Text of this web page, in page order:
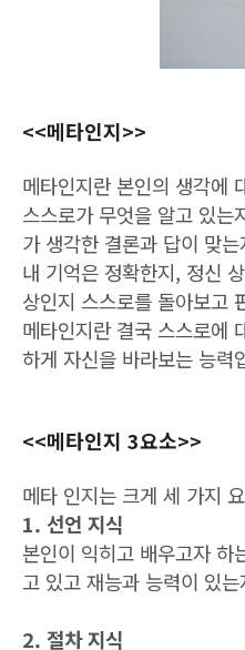
<<메타인지>>
메타인지란 본인의 생각에
스스로가 무엇을 알고 있는
가 생각한 결론과 답이 맞는
내 기억은 정확한지, 정신
상인지 스스로를 돌아보고
메타인지란 결국 스스로에
하게 자신을 바라보는 능력
<<메타인지 3요소>>
메타 인지는 크게 세 가지
1. 선언 지식
본인이 익히고 배우고자 하
고 있고 재능과 능력이 있
2. 절차 지식